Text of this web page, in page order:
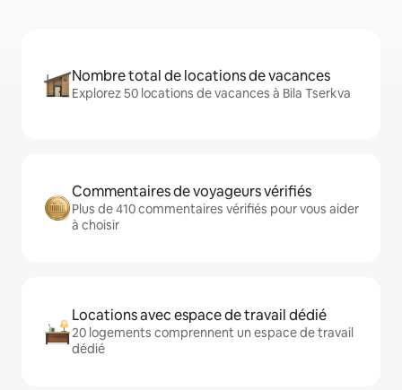
Nombre total de locations de vacances
Explorez 50 locations de vacances à Bila Tserkva
Commentaires de voyageurs vérifiés
Plus de 410 commentaires vérifiés pour vous aider
à choisir
Locations avec espace de travail dédié
20 logements comprennent un espace de travail
dédié